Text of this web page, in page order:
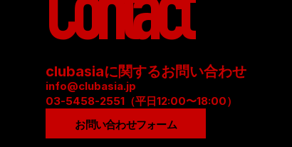
Contact
clubasiaに関するお問い合わせ
info@clubasia.jp
03-5458-2551（平日12:00〜18:00）
お問い合わせフォーム